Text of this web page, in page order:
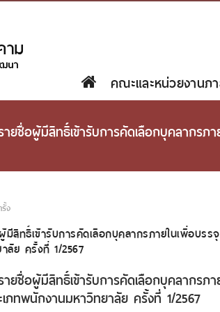
คณะและหน่วยงานภา
ยชื่อผู้มีสิทธิ์เข้ารับการคัดเลือกบุคลากรภ
ง
ทธิ์เข้ารับการคัดเลือกบุคลากรภายในเพื่อบรร
ลัย ครั้งที่ 1/2567
ชื่อผู้มีสิทธิ์เข้ารับการคัดเลือกบุคลากรภา
ภทพนักงานมหาวิทยาลัย ครั้งที่ 1/2567